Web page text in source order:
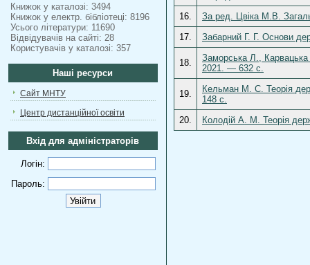
Книжок у каталозі: 3494
Книжок у електр. бібліотеці: 8196
Усього літератури: 11690
Відвідувачів на сайті: 28
Користувачів у каталозі: 357
Наші ресурси
Сайт МНТУ
Центр дистанційної освіти
Вхід для адміністраторів
Логін:
Пароль:
16.
За ред. Цвіка М.В.
17.
Забарний Г. Г. Основи
18.
Заморська Л.,
2021. — 632 с.
19.
Кельман М. С. Теорія
148 с.
20.
Колодій А. М. Теорія